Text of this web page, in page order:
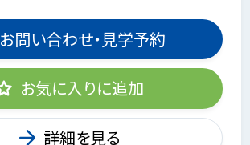
お問い合わせ・見学予約
お気に入りに追加
詳細を見る